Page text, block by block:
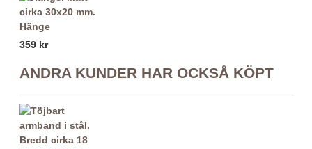
Hänge
359 kr
ANDRA KUNDER HAR OCKSÅ KÖPT